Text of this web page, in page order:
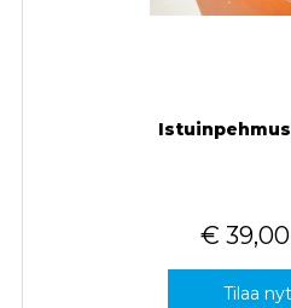
€ 39,00
Tilaa nyt